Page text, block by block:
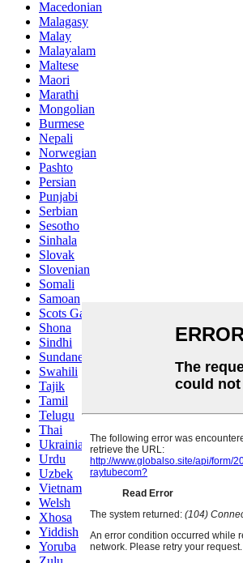
Macedonian
Malagasy
Malay
Malayalam
Maltese
Maori
Marathi
Mongolian
Burmese
Nepali
Norwegian
Pashto
Persian
Punjabi
Serbian
Sesotho
Sinhala
Slovak
Slovenian
Somali
Samoan
Scots Gaelic
Shona
Sindhi
Sundanese
Swahili
Tajik
Tamil
Telugu
Thai
Ukrainian
Urdu
Uzbek
Vietnamese
Welsh
Xhosa
Yiddish
Yoruba